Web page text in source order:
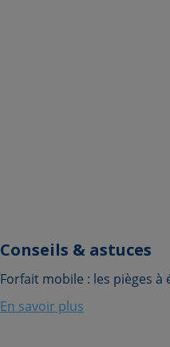
Conseils & astuces
Forfait mobile : les pièges à
En savoir plus